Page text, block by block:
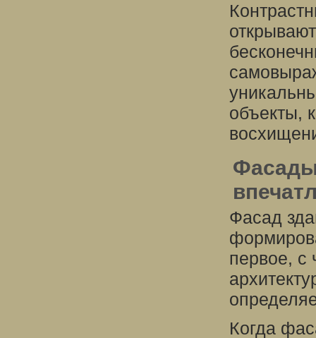
объекты,
Фасады
Фасад
первое, с
Когда